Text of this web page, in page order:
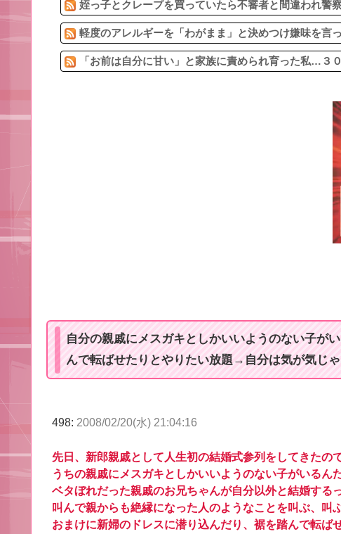
姪っ子とクレープを買っていたら不審者と間違われ警
軽度のアレルギーを「わがまま」と決めつけ嫌味を言
「お前は自分に甘い」と家族に責められ育った私…３
自分の親戚にメスガキとしかいいようのない子が
んで転ばせたりとやりたい放題→自分は気が気じ
498: 2008/02/20(水) 21:04:16
先日、新郎親戚として人生初の結婚式参列をしてきたの
うちの親戚にメスガキとしかいいようのない子がいるん
ベタぼれだった親戚のお兄ちゃんが自分以外と結婚す
叫んで親からも絶縁になった人のようなことを叫ぶ、叫ぶ
おまけに新婦のドレスに潜り込んだり、裾を踏んで転ば